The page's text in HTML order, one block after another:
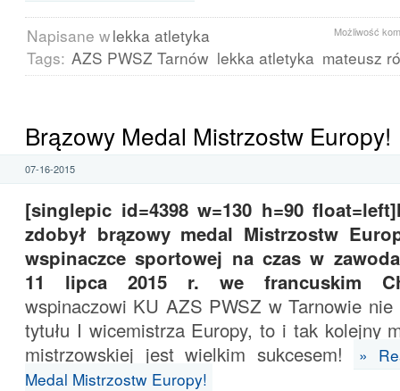
Możliwość
Napisane wlekka atletyka
Tags: AZS PWSZ Tarnów lekka atletyka mateusz
Brązowy Medal Mistrzostw Europy!
07-16-2015
[singlepic id=4398 w=130 h=90
zdobył brązowy medal Mistrzostw
wspinaczce sportowej na czas w
11 lipca 2015 r. we francuskim
wspinaczowi KU AZS PWSZ w Tarnowie nie
tytułu I wicemistrza Europy, to i tak kolejny
mistrzowskiej jest wielkim sukcesem!
»
Medal Mistrzostw Europy!